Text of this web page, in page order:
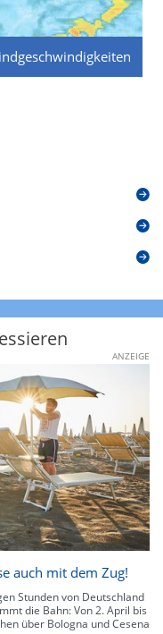
ANZEIGE
auch mit dem Zug!
Stunden von Deutschland
die Bahn: Von 2. April bis
über Bologna und Cesena